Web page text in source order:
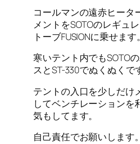
コールマンの遠赤ヒータ
メント をSOTOのレギュ
トーブFUSIONに乗せます。
寒いテント内でもSOTO
スとST-330でぬくぬくで
テントの入口を少しだけ
してベンチレーションを
気もしてます。
自己責任でお願いします。